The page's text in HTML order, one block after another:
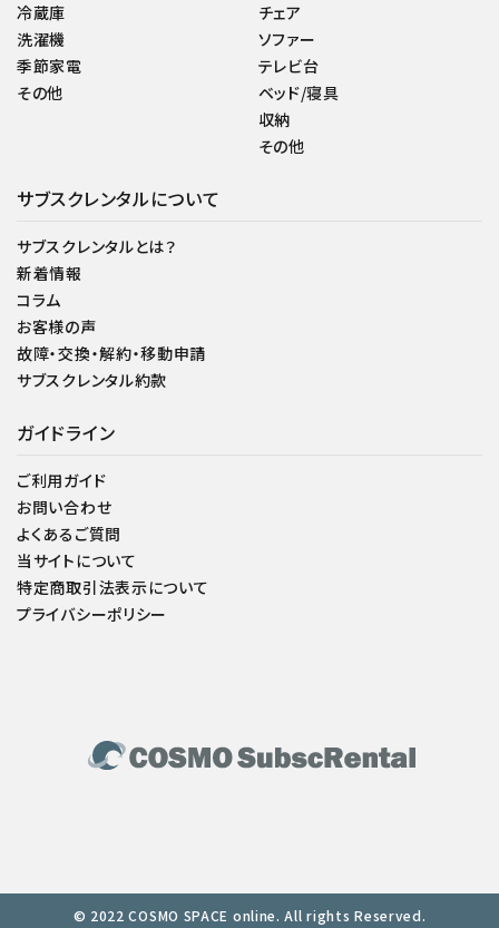
冷蔵庫
洗濯機
季節家電
その他
チェア
ソファー
テレビ台
ベッド/寝具
収納
その他
サブスクレンタルについて
サブスクレンタルとは？
新着情報
コラム
お客様の声
故障・交換・解約・移動申請
サブスクレンタル約款
ガイドライン
ご利用ガイド
お問い合わせ
よくあるご質問
当サイトについて
特定商取引法表示について
プライバシーポリシー
© 2022 COSMO SPACE online. All rights Reserved.